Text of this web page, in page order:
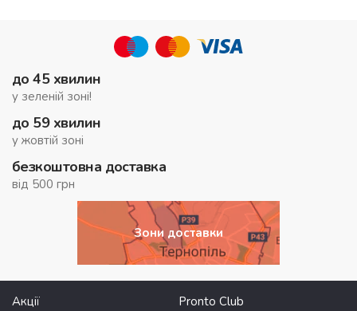
до 45 хвилин
у зеленій зоні!
до 59 хвилин
у жовтій зоні
безкоштовна доставка
від 500 грн
Зони доставки
Акції
Pronto Club